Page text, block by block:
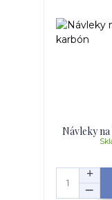
Návleky